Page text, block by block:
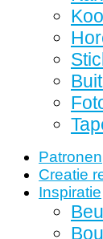
Patronen
Creatie
Inspiratie